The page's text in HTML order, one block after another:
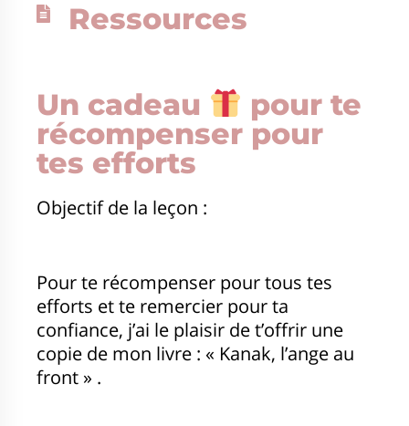
Ressources
Un cadeau
pour te
récompenser pour
tes efforts
Objectif de la leçon :
Pour te récompenser pour tous tes
efforts et te remercier pour ta
confiance, j’ai le plaisir de t’offrir une
copie de mon livre : « Kanak, l’ange au
front » .